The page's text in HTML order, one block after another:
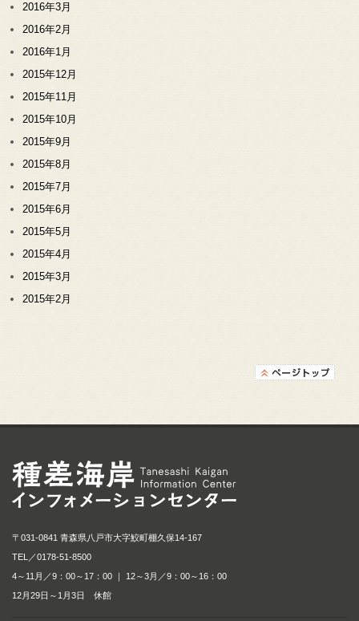
2016年3月
2016年2月
2016年1月
2015年12月
2015年11月
2015年10月
2015年9月
2015年8月
2015年7月
2015年6月
2015年5月
2015年4月
2015年3月
2015年2月
〒031-0841 青森県八戸市大字鮫町棚久保14-167
TEL／0178-51-8500
4～11月／9：00～17：00 ｜ 12～3月／9：00～16：00
12月29日～1月3日 休館